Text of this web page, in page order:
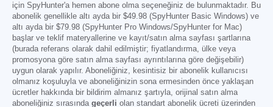
için SpyHunter'a hemen abone olma seçeneğiniz de bulunmaktadır. Bu
abonelik genellikle altı ayda bir $49.98 (SpyHunter Basic Windows) ve
altı ayda bir $79.98 (SpyHunter Pro Windows/SpyHunter for Mac)
başlar ve teklif materyallerine ve kayıt/satın alma sayfası şartlarına
(burada referans olarak dahil edilmiştir; fiyatlandırma, ülke veya
promosyona göre satın alma sayfası ayrıntılarına göre değişebilir)
uygun olarak yapılır. Aboneliğiniz, kesintisiz bir abonelik kullanıcısı
olmanız koşuluyla ve aboneliğinizin sona ermesinden önce yaklaşan
ücretler hakkında bir bildirim almanız şartıyla, orijinal satın alma
aboneliğiniz sırasında geçerli olan standart abonelik ücreti üzerinden